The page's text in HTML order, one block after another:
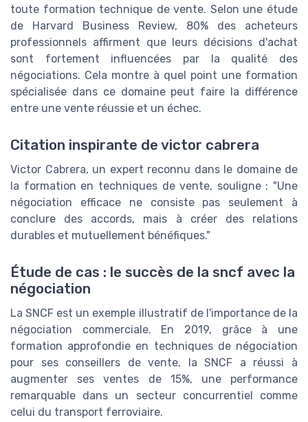
toute formation technique de vente. Selon une étude
de Harvard Business Review, 80% des acheteurs
professionnels affirment que leurs décisions d'achat
sont fortement influencées par la qualité des
négociations. Cela montre à quel point une formation
spécialisée dans ce domaine peut faire la différence
entre une vente réussie et un échec.
Citation inspirante de victor cabrera
Victor Cabrera, un expert reconnu dans le domaine de
la formation en techniques de vente, souligne : "Une
négociation efficace ne consiste pas seulement à
conclure des accords, mais à créer des relations
durables et mutuellement bénéfiques."
Étude de cas : le succès de la sncf avec la
négociation
La SNCF est un exemple illustratif de l'importance de la
négociation commerciale. En 2019, grâce à une
formation approfondie en techniques de négociation
pour ses conseillers de vente, la SNCF a réussi à
augmenter ses ventes de 15%, une performance
remarquable dans un secteur concurrentiel comme
celui du transport ferroviaire.